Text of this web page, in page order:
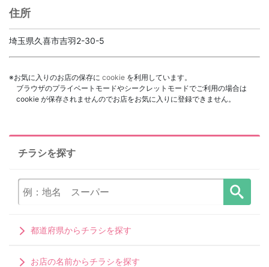
住所
埼玉県久喜市吉羽2-30-5
※お気に入りのお店の保存に cookie を利用しています。
ブラウザのプライベートモードやシークレットモードでご利用の場合は
cookie が保存されませんのでお店をお気に入りに登録できません。
チラシを探す
都道府県からチラシを探す
お店の名前からチラシを探す